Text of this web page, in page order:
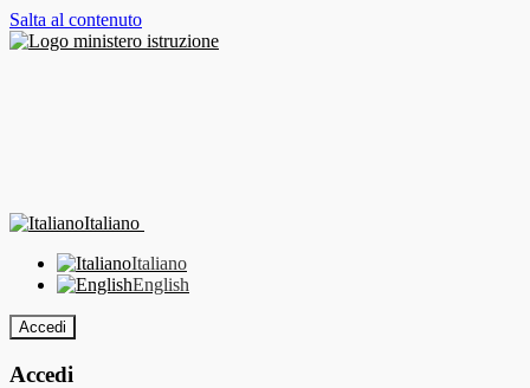
Salta al contenuto
Italiano
Italiano
English
Accedi
Accedi